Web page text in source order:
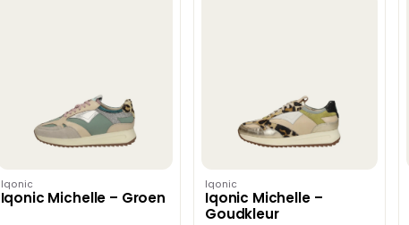
Iqonic
Iqonic Michelle – Groen
Iqonic
Iqonic Michelle –
Goudkleur